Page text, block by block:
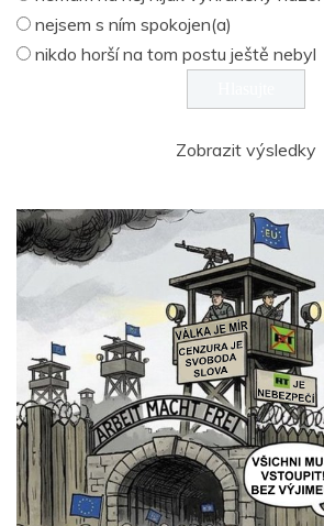
nejsem s ním spokojen(a)
nikdo horší na tom postu ještě nebyl
Zobrazit výsledky